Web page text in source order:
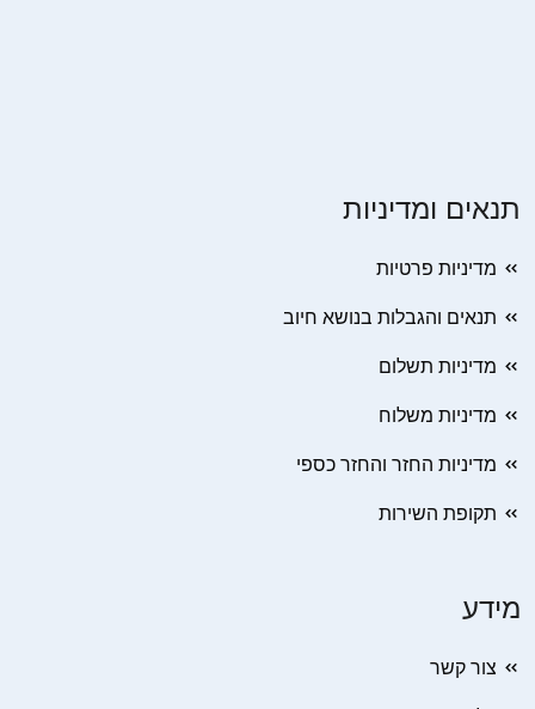
תנאים ומדיניות
מדיניות פרטיות
תנאים והגבלות בנושא חיוב
מדיניות תשלום
מדיניות משלוח
מדיניות החזר והחזר כספי
תקופת השירות
מידע
צור קשר